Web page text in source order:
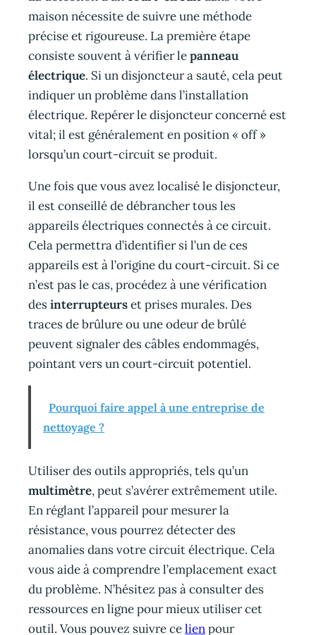
maison nécessite de suivre une méthode
précise et rigoureuse. La première étape
consiste souvent à vérifier lepanneau
électrique. Si un disjoncteur a sauté, cela peut
indiquer un problème dans l’installation
électrique. Repérer le disjoncteur concerné est
vital; il est généralement en position « off »
lorsqu’un court-circuit se produit.
Une fois que vous avez localisé le disjoncteur,
il est conseillé de débrancher tous les
appareils électriques connectés à ce circuit.
Cela permettra d’identifier si l’un de ces
appareils est à l’origine du court-circuit. Si ce
n’est pas le cas, procédez à une vérification
desinterrupteurset prises murales. Des
traces de brûlure ou une odeur de brûlé
peuvent signaler des câbles endommagés,
pointant vers un court-circuit potentiel.
Pourquoi faire appel à une entreprise de
nettoyage ?
Utiliser des outils appropriés, tels qu’un
multimètre, peut s’avérer extrêmement utile.
En réglant l’appareil pour mesurer la
résistance, vous pourrez détecter des
anomalies dans votre circuit électrique. Cela
vous aide à comprendre l’emplacement exact
du problème. N’hésitez pas à consulter des
ressources en ligne pour mieux utiliser cet
outil. Vous pouvez suivre celienpour